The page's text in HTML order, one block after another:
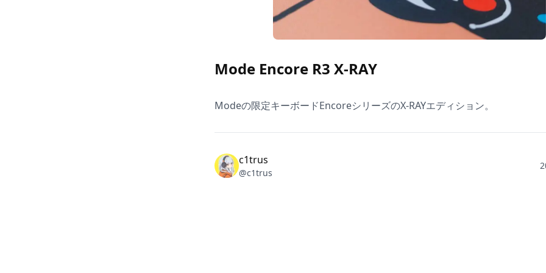
Mode Encore R3 X-RAY
Modeの限定キーボードEncoreシリーズのX-RAYエディション。
c1trus
@c1trus